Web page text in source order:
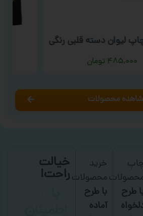
لیوان دسته قلبی رنگی
۴۸۵,۰۰۰ تومان
محصولات
چاپ
طرح
خرید
محصولات
با طرح
آماده
خیالت
راحت!